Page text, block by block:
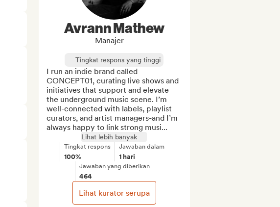
Avrann Mathew
Manajer
Tingkat respons yang tinggi
I run an indie brand called
CONCEPT01, curating live shows and
initiatives that support and elevate
the underground music scene. I’m
well-connected with labels, playlist
curators, and artist managers-and I’m
always happy to link strong musi...
Lihat lebih banyak
Tingkat respons
100%
Jawaban dalam
1 hari
Jawaban yang diberikan
464
Lihat kurator serupa